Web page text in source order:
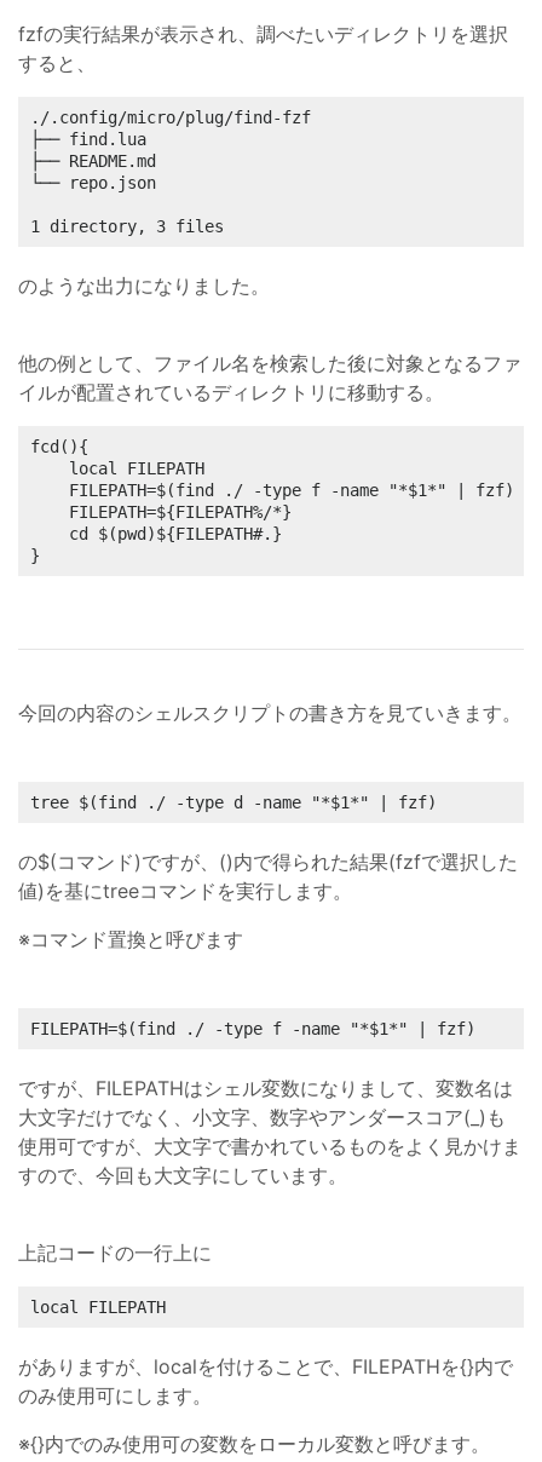
fzfの実行結果が表示され、調べたいディレクトリを選択
すると、
./.config/micro/plug/find-fzf
├── find.lua
├── README.md
└── repo.json
1 directory, 3 files
のような出力になりました。
他の例として、ファイル名を検索した後に対象となるファ
イルが配置されているディレクトリに移動する。
fcd(){
}
今回の内容のシェルスクリプトの書き方を見ていきます。
tree $(find ./ -type d -name "*$1*" | fzf)
の$(コマンド)ですが、()内で得られた結果(fzfで選択した
値)を基にtreeコマンドを実行します。
※コマンド置換と呼びます
FILEPATH=$(find ./ -type f -name "*$1*" | fzf)
ですが、FILEPATHはシェル変数になりまして、変数名は
大文字だけでなく、小文字、数字やアンダースコア(_)も
使用可ですが、大文字で書かれているものをよく見かけま
すので、今回も大文字にしています。
上記コードの一行上に
local FILEPATH
がありますが、localを付けることで、FILEPATHを{}内で
のみ使用可にします。
※{}内でのみ使用可の変数をローカル変数と呼びます。